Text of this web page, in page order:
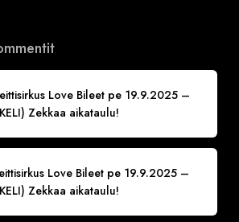
Love Bileet pe 19.9.2025 –
Zekkaa aikataulu!
Love Bileet pe 19.9.2025 –
Zekkaa aikataulu!